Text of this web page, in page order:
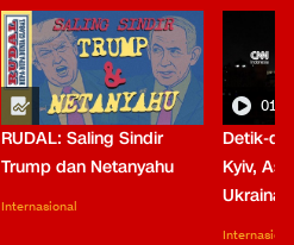
RUDAL: Saling Sindir
Trump dan Netanyahu
Internasional
Detik-
Kyiv,
Ukraina